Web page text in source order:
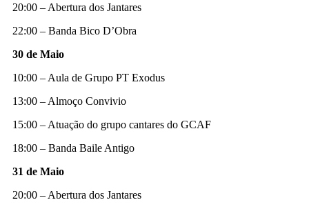
20:00 – Abertura dos Jantares
22:00 – Banda Bico D’Obra
30 de Maio
10:00 – Aula de Grupo PT Exodus
13:00 – Almoço Convivio
15:00 – Atuação do grupo cantares do GCAF
18:00 – Banda Baile Antigo
31 de Maio
20:00 – Abertura dos Jantares